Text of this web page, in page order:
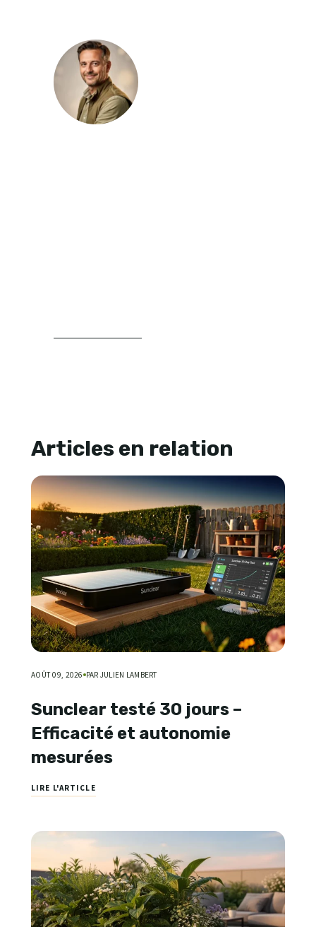
Articles en relation
AOÛT 09, 2026 PAR JULIEN LAMBERT
Sunclear testé 30 jours –
Efficacité et autonomie
mesurées
LIRE L'ARTICLE